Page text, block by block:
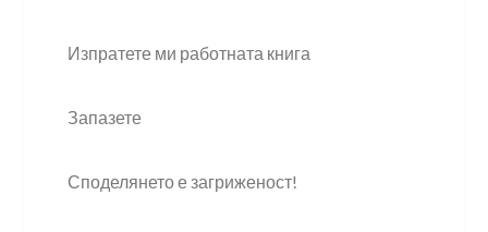
Изпратете ми работната книга
Запазете
Споделянето е загриженост!